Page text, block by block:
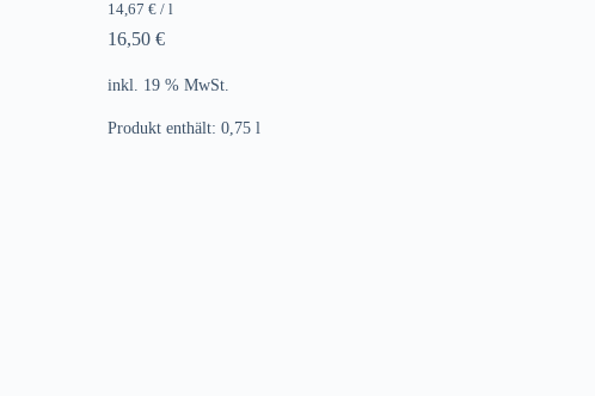
14,67 €/ l
16,50 €
inkl. 19 % MwSt.
Produkt enthält: 0,75 l